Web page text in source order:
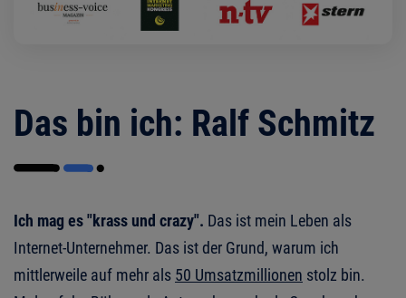
Das bin ich: Ralf Schmitz
Ich mag es "krass und crazy". Das ist mein Leben als
Internet-Unternehmer. Das ist der Grund, warum ich
mittlerweile auf mehr als 50 Umsatzmillionen stolz bin.